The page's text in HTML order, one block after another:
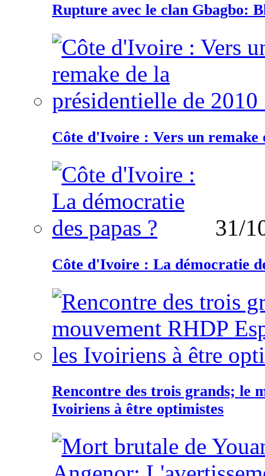
Rupture avec le clan Gbagbo:
Côte d'Ivoire : Vers un remake
31/
Côte d'Ivoire : La démocratie
Rencontre des trois grands; le
Ivoiriens à être optimistes